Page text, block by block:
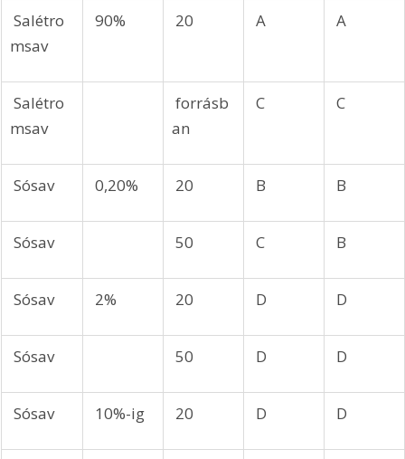
Salétro
msav
90% 20 A A
Salétro
msav
forrásb
an
C C
Sósav 0,20% 20 B B
Sósav 50 C B
Sósav 2% 20 D D
Sósav 50 D D
Sósav 10%-ig 20 D D